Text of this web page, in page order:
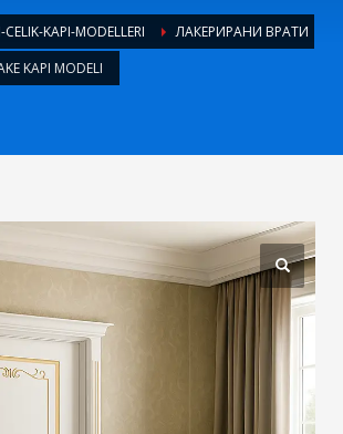
new account.
order.
shipment
please let us know, by sending an
. Thank you!
only!
CELIK-KAPI-MODELLERI
ЛАКЕРИРАНИ ВРАТИ
KAPI MODELI